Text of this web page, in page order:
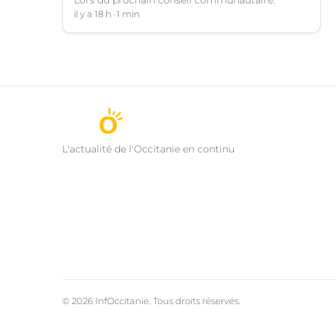
il y a 18 h 1 min
L'actualité de l'Occitanie en continu
© 2026 InfOccitanie. Tous droits réservés.